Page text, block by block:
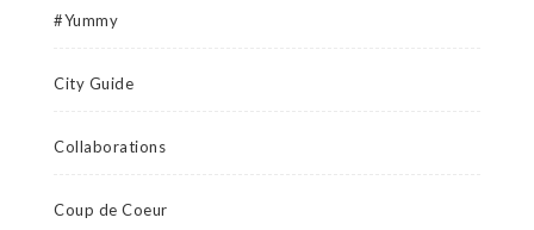
#Yummy
City Guide
Collaborations
Coup de Coeur